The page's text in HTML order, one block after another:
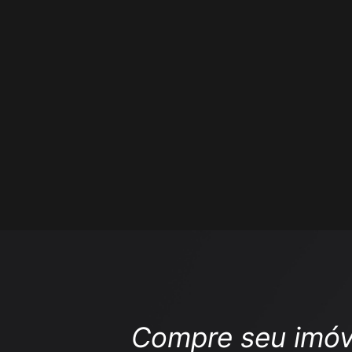
Compre seu